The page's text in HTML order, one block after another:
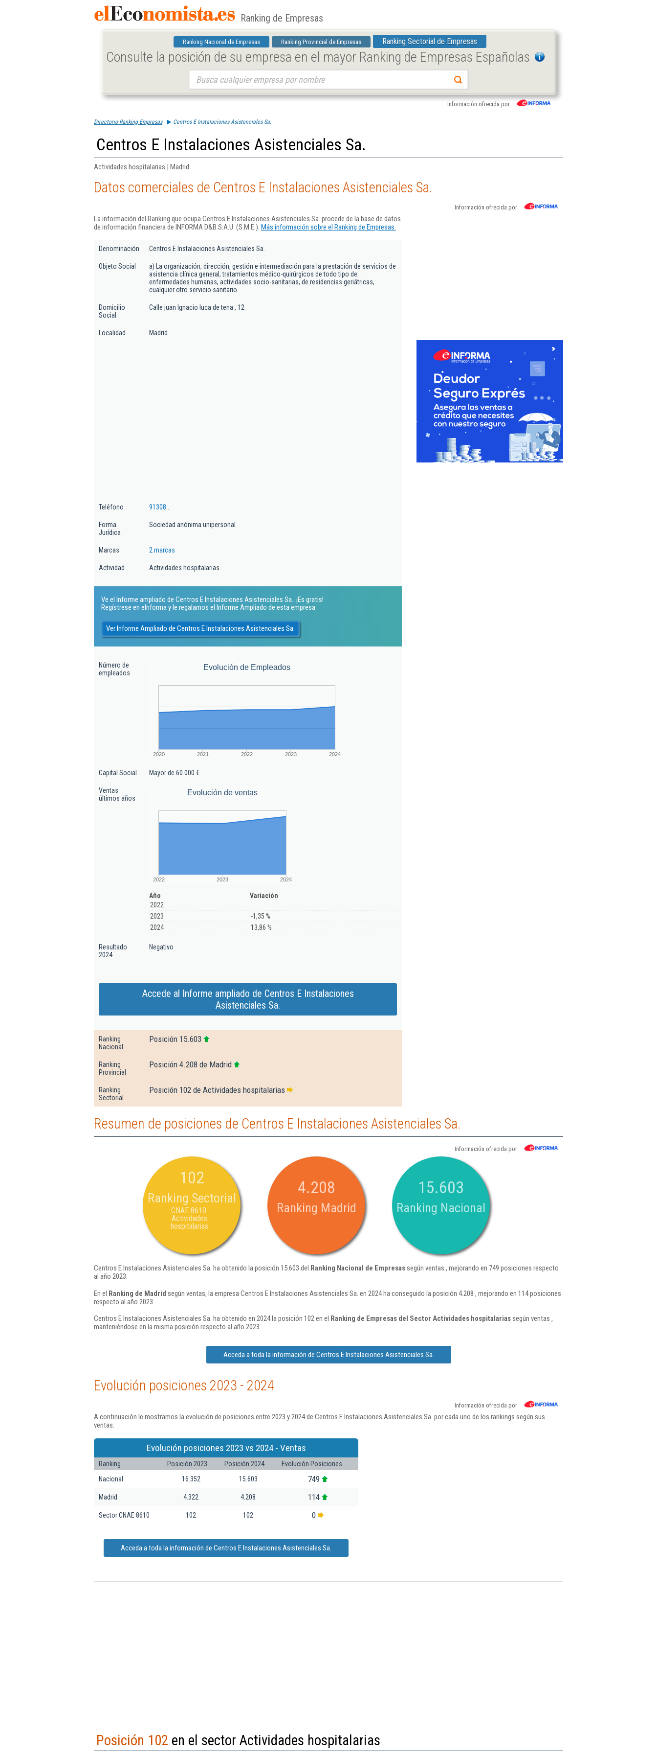
Ranking de Empresas
Ranking Nacional de Empresas Ranking Provincial de Empresas Ranking Sectorial de Empresas
Consulte la posición de su empresa en el mayor Ranking de Empresas Españolas
Información ofrecida por
Directorio Ranking Empresas Centros E Instalaciones Asistenciales Sa.
Centros E Instalaciones Asistenciales Sa.
Actividades hospitalarias | Madrid
Datos comerciales de Centros E Instalaciones Asistenciales Sa.
Información ofrecida por
La información del Ranking que ocupa Centros E Instalaciones Asistenciales Sa. procede de la base de datos
de información financiera de INFORMA D&B S.A.U. (S.M.E.). Más información sobre el Ranking de Empresas.
Denominación Centros E Instalaciones Asistenciales Sa.
Objeto Social
a) La organización, dirección, gestión e intermediación para la prestación de servicios de
asistencia clínica general, tratamientos médico-quirúrgicos de todo tipo de
enfermedades humanas, actividades socio-sanitarias, de residencias geriátricas,
cualquier otro servicio sanitario.
Domicilio
Social
Calle juan Ignacio luca de tena , 12
Localidad Madrid
Teléfono 91308...
Forma
Jurídica
Sociedad anónima unipersonal
Marcas 2 marcas
Actividad Actividades hospitalarias
Ve el Informe ampliado de Centros E Instalaciones Asistenciales Sa.. ¡Es gratis!
Regístrese en eInforma y le regalamos el Informe Ampliado de esta empresa
Ver Informe Ampliado de Centros E Instalaciones Asistenciales Sa.
Número de
empleados
Evolución de Empleados
2020 2021 2022 2023 2024
Capital Social Mayor de 60.000 €
Ventas
últimos años
Evolución de ventas
2022 2023 2024
Año
Variación
2022
2023
-1,35 %
2024
13,86 %
Resultado
2024
Negativo
Accede al Informe ampliado de Centros E Instalaciones
Asistenciales Sa.
Ranking
Nacional
Posición 15.603
Ranking
Provincial
Posición 4.208 de Madrid
Ranking
Sectorial
Posición 102 de Actividades hospitalarias
Resumen de posiciones de Centros E Instalaciones Asistenciales Sa.
Información ofrecida por
102
Ranking Sectorial
CNAE 8610:
Actividades
hospitalarias
4.208
Ranking Madrid
15.603
Ranking Nacional
Centros E Instalaciones Asistenciales Sa. ha obtenido la posición 15.603 del Ranking Nacional de Empresassegún ventas , mejorando en 749 posiciones respecto
al año 2023.
En el Ranking de Madrid según ventas, la empresa Centros E Instalaciones Asistenciales Sa. en 2024 ha conseguido la posición 4.208 , mejorando en 114 posiciones
respecto al año 2023.
Centros E Instalaciones Asistenciales Sa. ha obtenido en 2024 la posición 102 en el Ranking de Empresas del Sector Actividades hospitalariassegún ventas ,
manteniéndose en la misma posición respecto al año 2023.
Acceda a toda la información de Centros E Instalaciones Asistenciales Sa.
Evolución posiciones 2023 - 2024
Información ofrecida por
A continuación le mostramos la evolución de posiciones entre 2023 y 2024 de Centros E Instalaciones Asistenciales Sa. por cada uno de los rankings según sus
ventas:
Evolución posiciones 2023 vs 2024 - Ventas
Ranking Posición 2023 Posición 2024
Evolución Posiciones
Nacional
16.352 15.603 749
Madrid 4.322 4.208 114
Sector CNAE 8610 102 102 0
Acceda a toda la información de Centros E Instalaciones Asistenciales Sa.
Posición 102 en el sector Actividades hospitalarias